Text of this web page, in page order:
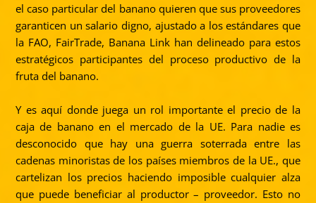
el caso particular del banano quieren que sus proveedores
garanticen un salario digno, ajustado a los estándares que
la FAO, FairTrade, Banana Link han delineado para estos
estratégicos participantes del proceso productivo de la
fruta del banano.
Y es aquí donde juega un rol importante el precio de la
caja de banano en el mercado de la UE. Para nadie es
desconocido que hay una guerra soterrada entre las
cadenas minoristas de los países miembros de la UE., que
cartelizan los precios haciendo imposible cualquier alza
que puede beneficiar al productor – proveedor. Esto no